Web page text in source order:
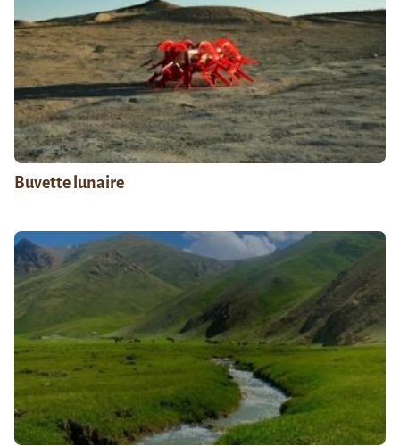
Buvette lunaire